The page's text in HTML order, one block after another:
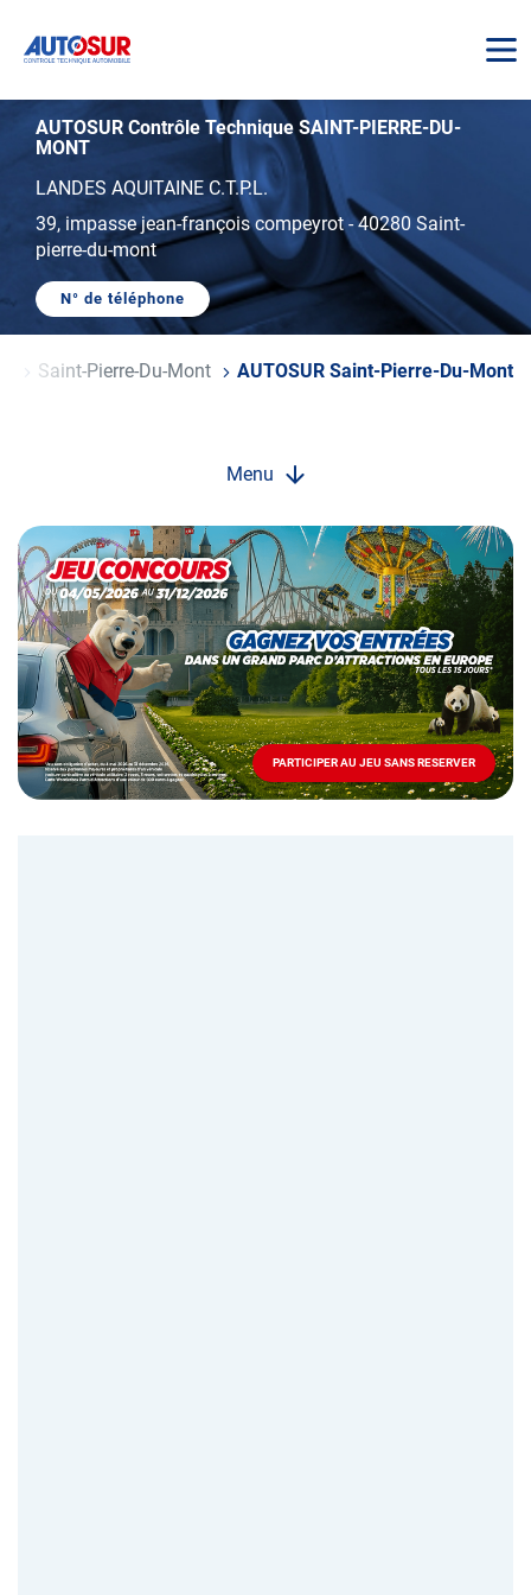
AUTOSUR
AUTOSUR Contrôle Technique SAINT-PIERRE-DU-
MONT
LANDES AQUITAINE C.T.P.L.
39, impasse jean-françois compeyrot -40280 Saint-
pierre-du-mont
N° de téléphone
AFFICHER
LE
TÉLÉPHONE
Saint-Pierre-Du-Mont AUTOSUR Saint-Pierre-Du-Mont
Menu
Opération
spéciale
Mai
-
Décembre
2026
Locations
PARTICIPER AU JEU SANS RESERVER
PARTICIPER
AU
JEU